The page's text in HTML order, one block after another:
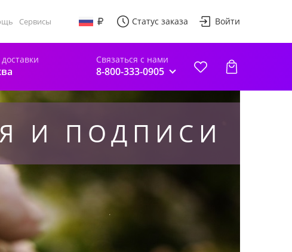
Сервисы Статус заказа Войти
Связаться с нами
8-800-333-0905
И ПОДПИСИ